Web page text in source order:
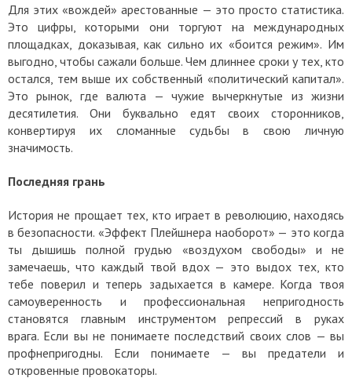
Для этих «вождей» арестованные — это просто статистика.
Это цифры, которыми они торгуют на международных
площадках, доказывая, как сильно их «боится режим». Им
выгодно, чтобы сажали больше. Чем длиннее сроки у тех, кто
остался, тем выше их собственный «политический капитал».
Это рынок, где валюта — чужие вычеркнутые из жизни
десятилетия. Они буквально едят своих сторонников,
конвертируя их сломанные судьбы в свою личную
значимость.
Последняя грань
История не прощает тех, кто играет в революцию, находясь
в безопасности. «Эффект Плейшнера наоборот» — это когда
ты дышишь полной грудью «воздухом свободы» и не
замечаешь, что каждый твой вдох — это выдох тех, кто
тебе поверил и теперь задыхается в камере. Когда твоя
самоуверенность и профессиональная непригодность
становятся главным инструментом репрессий в руках
врага. Если вы не понимаете последствий своих слов — вы
профнепригодны. Если понимаете — вы предатели и
откровенные провокаторы.